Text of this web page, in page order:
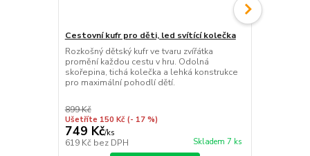
Cestovní kufr pro děti, led svítící kolečka
Rozkošný dětský kufr ve tvaru zvířátka
promění každou cestu v hru. Odolná
skořepina, tichá kolečka a lehká konstrukce
pro maximální pohodlí dětí.
899 Kč
Ušetříte 150 Kč (- 17 %)
749 Kč/ks
619 Kč bez DPH Skladem 7 ks